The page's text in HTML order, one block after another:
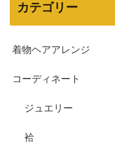
カテゴリー
着物ヘアアレンジ
コーディネート
ジュエリー
袷